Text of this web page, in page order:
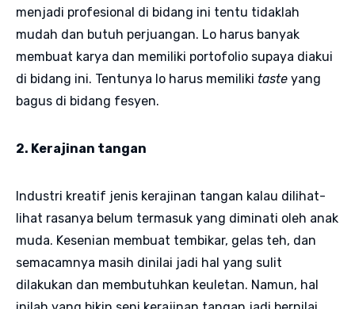
menjadi profesional di bidang ini tentu tidaklah
mudah dan butuh perjuangan. Lo harus banyak
membuat karya dan memiliki portofolio supaya diakui
di bidang ini. Tentunya lo harus memiliki taste yang
bagus di bidang fesyen.
2. Kerajinan tangan
Industri kreatif jenis kerajinan tangan kalau dilihat-
lihat rasanya belum termasuk yang diminati oleh anak
muda. Kesenian membuat tembikar, gelas teh, dan
semacamnya masih dinilai jadi hal yang sulit
dilakukan dan membutuhkan keuletan. Namun, hal